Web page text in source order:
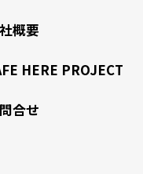
概要
HERE PROJECT
合せ